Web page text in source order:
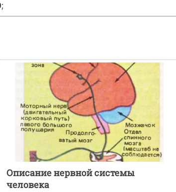
;
Описание нервной системы
человека